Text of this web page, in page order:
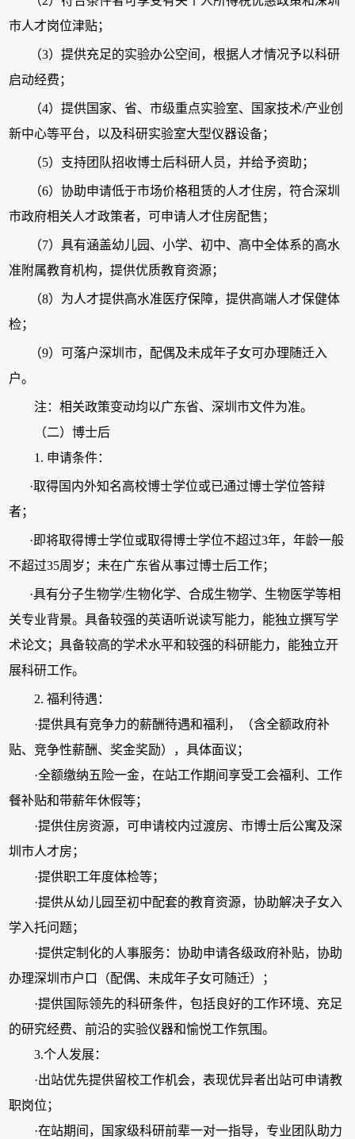
市人才岗位津贴；
（3）提供充足的实验办公空间，根据人才情况予以科研
启动经费；
（4）提供国家、省、市级重点实验室、国家技术/产业创
新中心等平台，以及科研实验室大型仪器设备；
（5）支持团队招收博士后科研人员，并给予资助；
（6）协助申请低于市场价格租赁的人才住房，符合深圳
市政府相关人才政策者，可申请人才住房配售；
（7）具有涵盖幼儿园、小学、初中、高中全体系的高水
准附属教育机构，提供优质教育资源；
（8）为人才提供高水准医疗保障，提供高端人才保健体
检；
（9）可落户深圳市，配偶及未成年子女可办理随迁入
户。
注：相关政策变动均以广东省、深圳市文件为准。
（二）博士后
1. 申请条件：
·取得国内外知名高校博士学位或已通过博士学位答辩
者；
·即将取得博士学位或取得博士学位不超过3年，年龄一般
不超过35周岁；未在广东省从事过博士后工作；
·具有分子生物学/生物化学、合成生物学、生物医学等相
关专业背景。具备较强的英语听说读写能力，能独立撰写学
术论文；具备较高的学术水平和较强的科研能力，能独立开
展科研工作。
2. 福利待遇：
·提供具有竞争力的薪酬待遇和福利，（含全额政府补
贴、竞争性薪酬、奖金奖励），具体面议；
·全额缴纳五险一金，在站工作期间享受工会福利、工作
餐补贴和带薪年休假等；
·提供住房资源，可申请校内过渡房、市博士后公寓及深
圳市人才房；
·提供职工年度体检等；
·提供从幼儿园至初中配套的教育资源，协助解决子女入
学入托问题；
·提供定制化的人事服务：协助申请各级政府补贴，协助
办理深圳市户口（配偶、未成年子女可随迁）；
·提供国际领先的科研条件，包括良好的工作环境、充足
的研究经费、前沿的实验仪器和愉悦工作氛围。
3.个人发展：
·出站优先提供留校工作机会，表现优异者出站可申请教
职岗位；
·在站期间，国家级科研前辈一对一指导，专业团队助力